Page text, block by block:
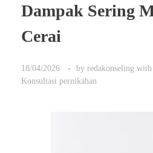
Dampak Sering
Cerai
18/04/2026 by redakonseling with
Konsultasi pernikahan